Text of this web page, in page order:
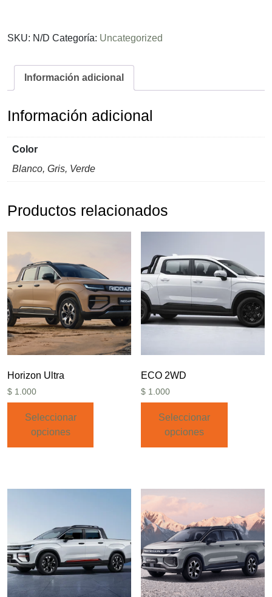
SKU: N/D Categoría: Uncategorized
Información adicional
Información adicional
Color
Blanco, Gris, Verde
Productos relacionados
Horizon Ultra
$ 1.000
Seleccionar
opciones
ECO 2WD
$ 1.000
Seleccionar
opciones